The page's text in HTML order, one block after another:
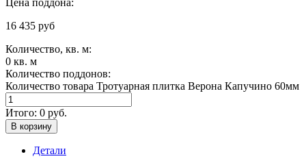
16 435 руб
Количество, кв. м:
0 кв. м
Количество поддонов:
Количество товара Тротуарная плитка Верона Капучино 60мм
Итого: 0 руб.
В корзину
Детали